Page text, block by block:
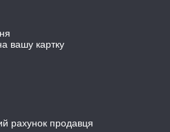
вашу картку
рахунок продавця